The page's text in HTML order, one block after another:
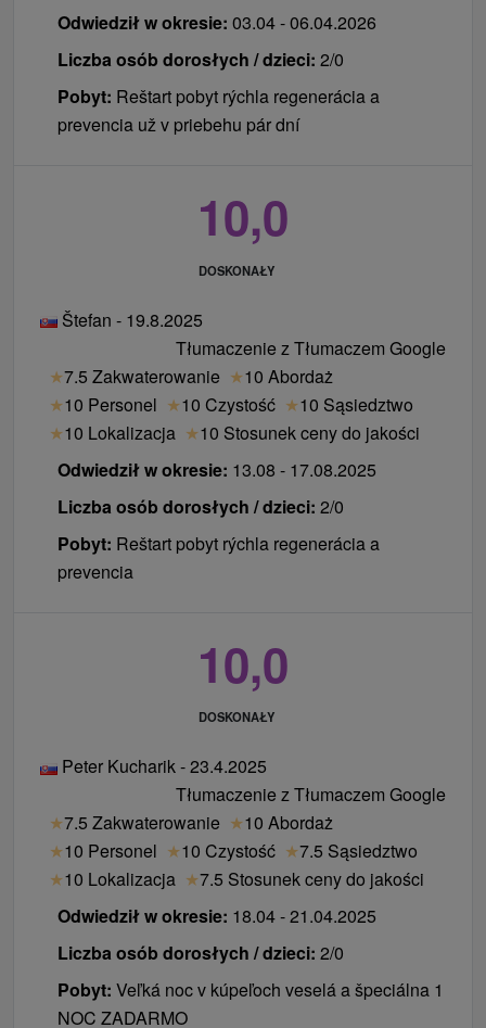
Odwiedził w okresie: 03.04 - 06.04.2026
Liczba osób dorosłych / dzieci: 2/0
Pobyt: Reštart pobyt rýchla regenerácia a
prevencia už v priebehu pár dní
10,0
DOSKONAŁY
Štefan - 19.8.2025
Tłumaczenie z Tłumaczem Google
★7.5 Zakwaterowanie ★10 Abordaż
★10 Personel ★10 Czystość ★10 Sąsiedztwo
★10 Lokalizacja ★10 Stosunek ceny do jakości
Odwiedził w okresie: 13.08 - 17.08.2025
Liczba osób dorosłych / dzieci: 2/0
Pobyt: Reštart pobyt rýchla regenerácia a
prevencia
10,0
DOSKONAŁY
Peter Kucharik - 23.4.2025
Tłumaczenie z Tłumaczem Google
★7.5 Zakwaterowanie ★10 Abordaż
★10 Personel ★10 Czystość ★7.5 Sąsiedztwo
★10 Lokalizacja ★7.5 Stosunek ceny do jakości
Odwiedził w okresie: 18.04 - 21.04.2025
Liczba osób dorosłych / dzieci: 2/0
Pobyt: Veľká noc v kúpeľoch veselá a špeciálna 1
NOC ZADARMO